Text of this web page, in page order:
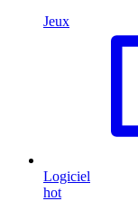
Jeux
Logiciel
hot